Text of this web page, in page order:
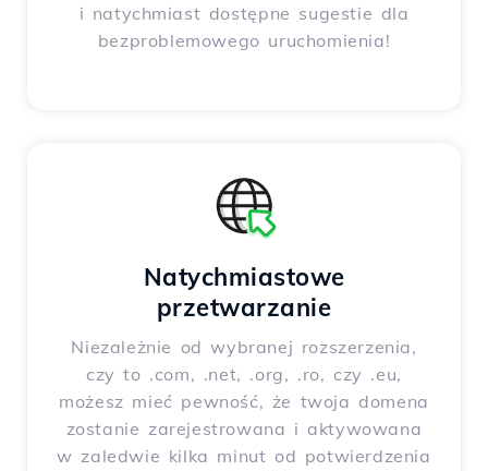
i natychmiast dostępne sugestie dla
bezproblemowego uruchomienia!
Natychmiastowe
przetwarzanie
Niezależnie od wybranej rozszerzenia,
czy to .com, .net, .org, .ro, czy .eu,
możesz mieć pewność, że twoja domena
zostanie zarejestrowana i aktywowana
w zaledwie kilka minut od potwierdzenia